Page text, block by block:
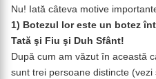
Nu! Iată câteva motive
1) Botezul lor este un botez
Tată şi Fiu şi Duh Sfânt!
După cum am văzut în această
sunt trei persoane distincte (vezi